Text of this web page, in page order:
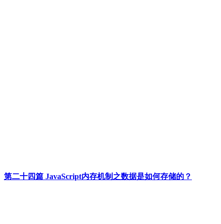
第二十四篇 JavaScript内存机制之数据是如何存储的？